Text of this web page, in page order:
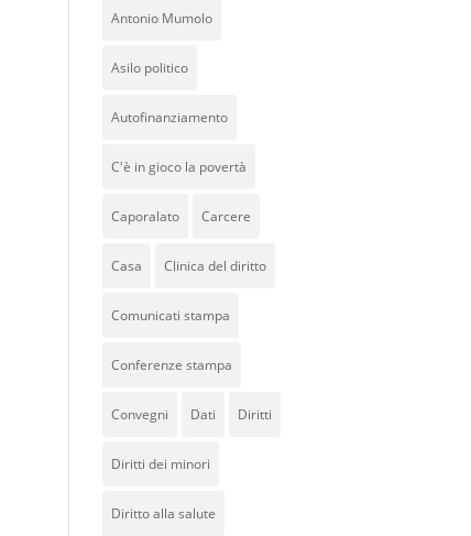
Antonio Mumolo
Asilo politico
Autofinanziamento
C'è in gioco la povertà
Caporalato Carcere
Casa Clinica del diritto
Comunicati stampa
Conferenze stampa
Convegni Dati Diritti
Diritti dei minori
Diritto alla salute